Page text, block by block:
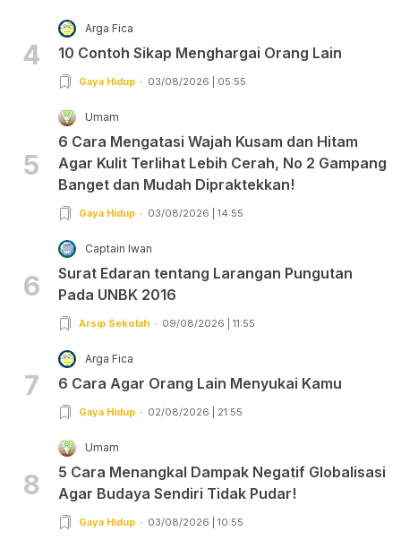
4
Arga Fica
10 Contoh Sikap Menghargai Orang Lain
Gaya Hidup 03/08/2026 | 05:55
5
Umam
6 Cara Mengatasi Wajah Kusam dan Hitam
Agar Kulit Terlihat Lebih Cerah, No 2 Gampang
Banget dan Mudah Dipraktekkan!
Gaya Hidup 03/08/2026 | 14:55
6
Captain Iwan
Surat Edaran tentang Larangan Pungutan
Pada UNBK 2016
Arsip Sekolah 09/08/2026 | 11:55
7
Arga Fica
6 Cara Agar Orang Lain Menyukai Kamu
Gaya Hidup 02/08/2026 | 21:55
8
Umam
5 Cara Menangkal Dampak Negatif Globalisasi
Agar Budaya Sendiri Tidak Pudar!
Gaya Hidup 03/08/2026 | 10:55